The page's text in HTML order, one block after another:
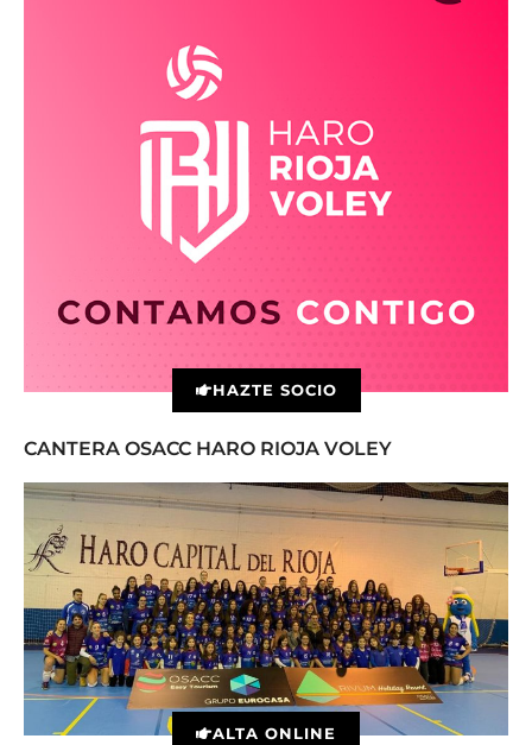
HAZTE SOCIO
CANTERA OSACC HARO RIOJA VOLEY
ALTA ONLINE